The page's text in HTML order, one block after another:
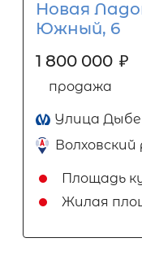
Новая
Южный, 6
1 800 000 ₽
продажа
Улица
Волховский
Площадь
Жилая